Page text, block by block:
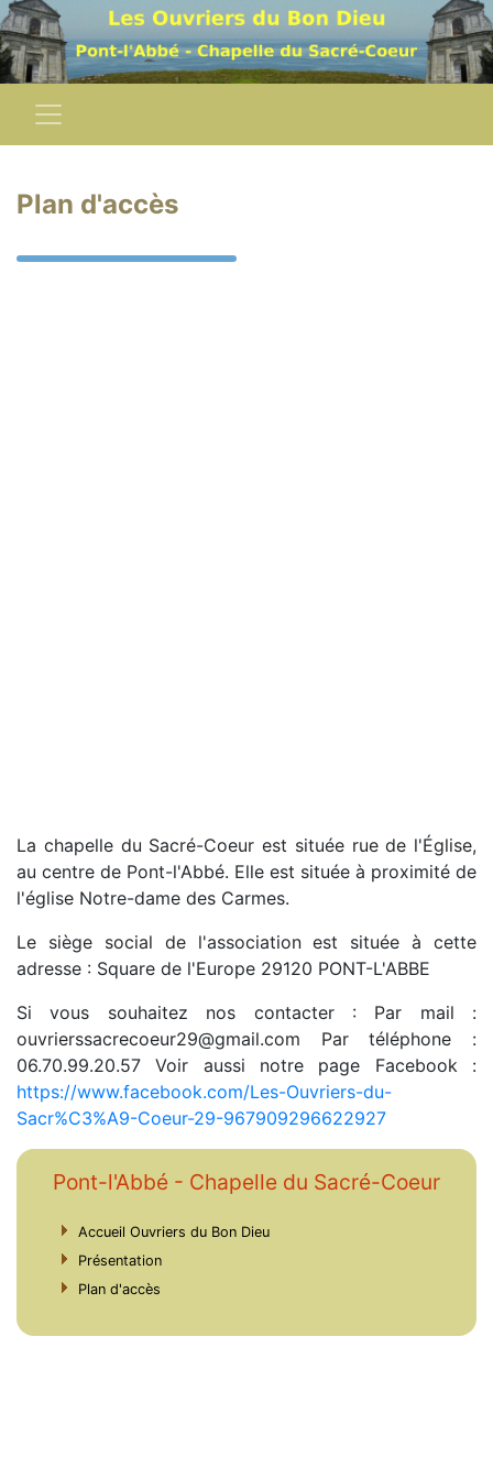
Plan d'accès
La chapelle du Sacré-Coeur est située rue de l'Église,
au centre de Pont-l'Abbé. Elle est située à proximité de
l'église Notre-dame des Carmes.
Le siège social de l'association est située à cette
adresse : Square de l'Europe 29120 PONT-L'ABBE
Si vous souhaitez nos contacter : Par mail :
ouvrierssacrecoeur29@gmail.com Par téléphone :
06.70.99.20.57 Voir aussi notre page Facebook :
https://www.facebook.com/Les-Ouvriers-du-
Sacr%C3%A9-Coeur-29-967909296622927
Pont-l'Abbé - Chapelle du Sacré-Coeur
Accueil Ouvriers du Bon Dieu
Présentation
Plan d'accès